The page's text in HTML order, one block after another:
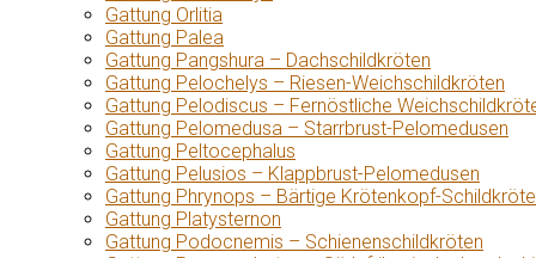
Gattung Orlitia
Gattung Palea
Gattung Pangshura – Dachschildkröten
Gattung Pelochelys – Riesen-Weichschildkröten
Gattung Pelodiscus – Fernöstliche
Gattung Pelomedusa – Starrbrust-Pelomedusen
Gattung Peltocephalus
Gattung Pelusios – Klappbrust-Pelomedusen
Gattung Phrynops – Bärtige Krötenkopf-
Gattung Platysternon
Gattung Podocnemis – Schienenschildkröten